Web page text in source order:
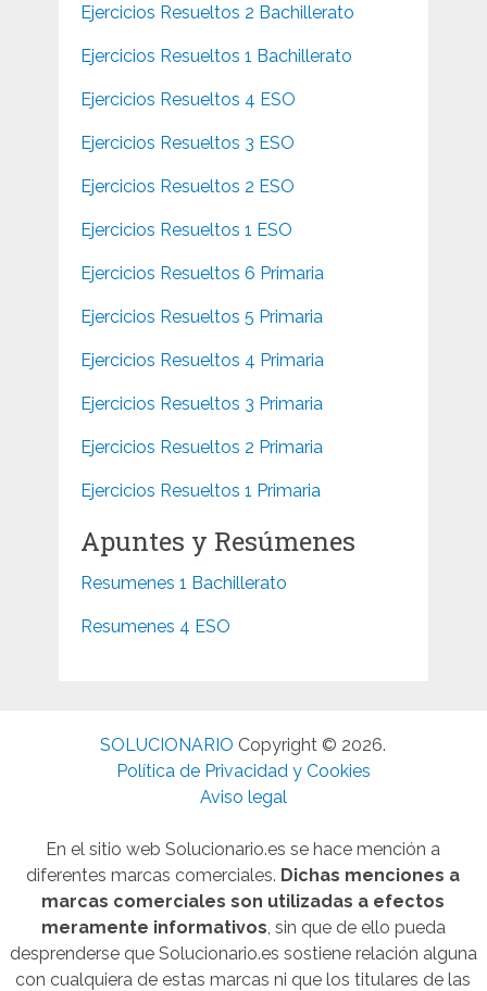
Ejercicios Resueltos 2 Bachillerato
Ejercicios Resueltos 1 Bachillerato
Ejercicios Resueltos 4 ESO
Ejercicios Resueltos 3 ESO
Ejercicios Resueltos 2 ESO
Ejercicios Resueltos 1 ESO
Ejercicios Resueltos 6 Primaria
Ejercicios Resueltos 5 Primaria
Ejercicios Resueltos 4 Primaria
Ejercicios Resueltos 3 Primaria
Ejercicios Resueltos 2 Primaria
Ejercicios Resueltos 1 Primaria
Apuntes y Resúmenes
Resumenes 1 Bachillerato
Resumenes 4 ESO
SOLUCIONARIO Copyright © 2026.
Política de Privacidad y Cookies
Aviso legal
En el sitio web Solucionario.es se hace mención a
diferentes marcas comerciales. Dichas menciones a
marcas comerciales son utilizadas a efectos
meramente informativos, sin que de ello pueda
desprenderse que Solucionario.es sostiene relación alguna
con cualquiera de estas marcas ni que los titulares de las